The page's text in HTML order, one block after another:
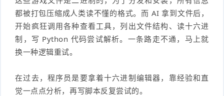
都被打包压缩成人类读不懂的格式。而 AI 拿到文件后，
开始疯狂调用各种查看工具，列出文件结构、读十六进
制，写 Python 代码尝试解析。一条路走不通，马上就
换一种逻辑重试。
在过去，程序员是要拿着十六进制编辑器，靠经验和直
觉一点点分析，再写脚本反复尝试的。